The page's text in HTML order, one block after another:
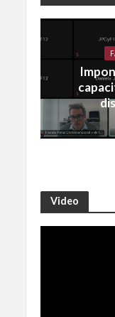
Video